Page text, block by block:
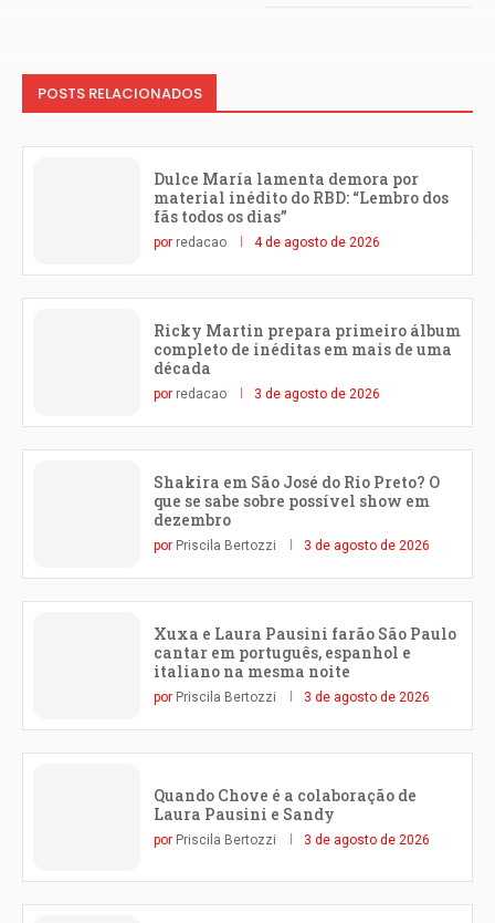
POSTS RELACIONADOS
Dulce María lamenta demora por
material inédito do RBD: “Lembro dos
fãs todos os dias”
por redacao 4 de agosto de 2026
Ricky Martin prepara primeiro álbum
completo de inéditas em mais de uma
década
por redacao 3 de agosto de 2026
Shakira em São José do Rio Preto? O
que se sabe sobre possível show em
dezembro
por Priscila Bertozzi 3 de agosto de 2026
Xuxa e Laura Pausini farão São Paulo
cantar em português, espanhol e
italiano na mesma noite
por Priscila Bertozzi 3 de agosto de 2026
Quando Chove é a colaboração de
Laura Pausini e Sandy
por Priscila Bertozzi 3 de agosto de 2026